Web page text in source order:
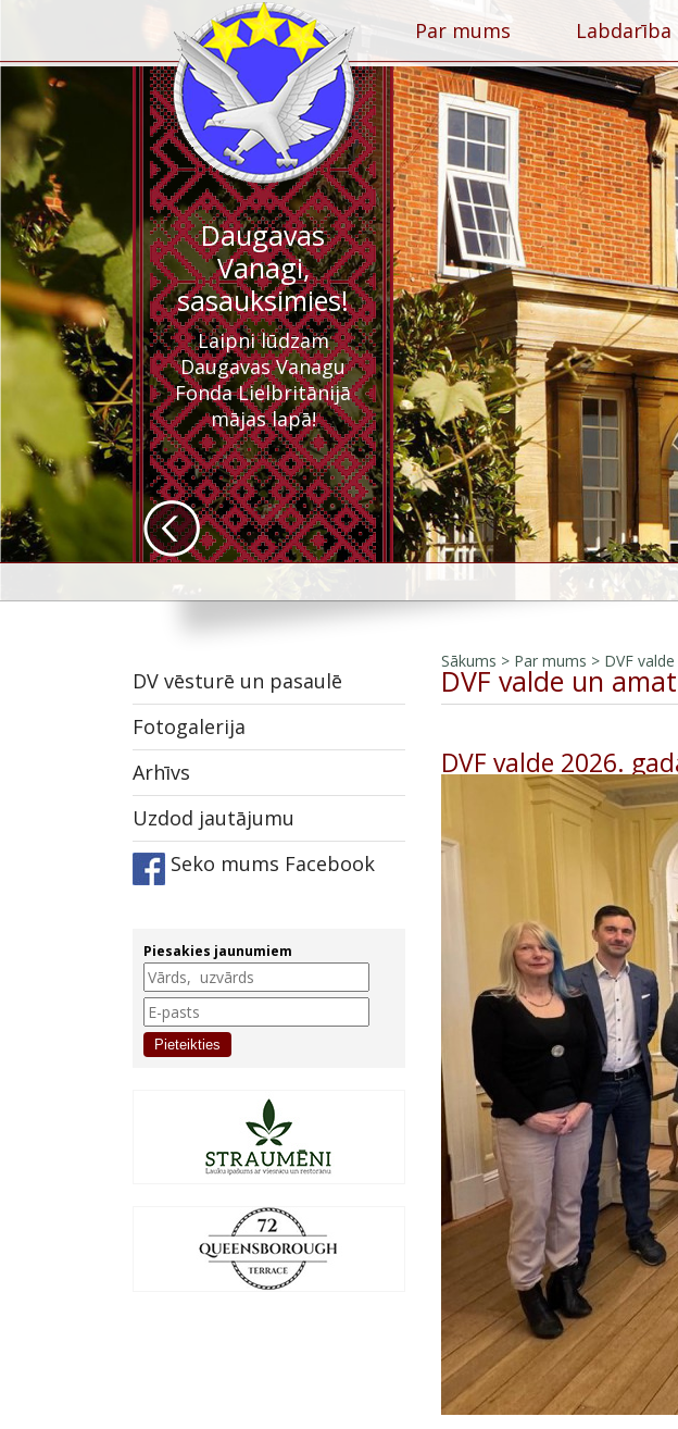
Daugavas
Vanagi,
sasauksimies!
Laipni lūdzam
Daugavas Vanagu
Fonda Lielbritānijā
mājas lapā!
Par mums Labdarība
DV vēsturē un pasaulē
Fotogalerija
Arhīvs
Uzdod jautājumu
Seko mums Facebook
Piesakies jaunumiem
Pieteikties
Sākums > Par mums > DVF
DVF valde un
DVF valde 2026.